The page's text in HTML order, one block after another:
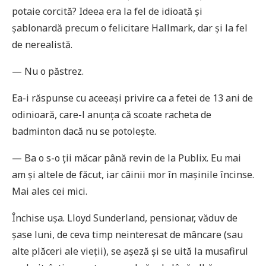
potaie corcită? Ideea era la fel de idioată și
șablonardă precum o felicitare Hallmark, dar și la fel
de nerealistă.
— Nu o păstrez.
Ea-i răspunse cu aceeași privire ca a fetei de 13 ani de
odinioară, care-l anunța că scoate racheta de
badminton dacă nu se potolește.
— Ba o s-o ții măcar până revin de la Publix. Eu mai
am și altele de făcut, iar câinii mor în mașinile încinse.
Mai ales cei mici.
Închise ușa. Lloyd Sunderland, pensionar, văduv de
șase luni, de ceva timp neinteresat de mâncare (sau
alte plăceri ale vieții), se așeză și se uită la musafirul